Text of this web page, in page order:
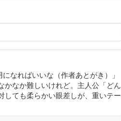
なればいいな（作者あとがき）」
かなか難しいけれど。主人公「どん
しても柔らかい眼差しが、重いテー